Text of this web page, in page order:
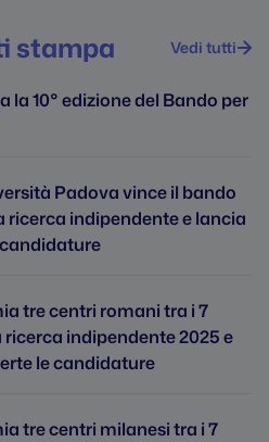
stampa
Vedi tutti
la 10° edizione del Bando per
Padova vince il bando
ricerca indipendente e lancia
candidature
tre centri romani tra i 7
indipendente 2025 e
le candidature
tre centri milanesi tra i 7